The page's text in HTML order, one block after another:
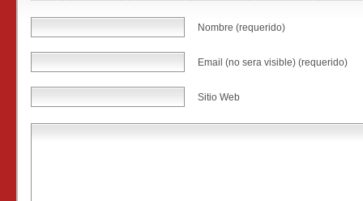
Nombre (requerido)
Email (no sera visible) (requerido)
Sitio Web